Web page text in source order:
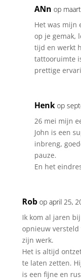
ANn op
Het was mijn
op je gemak,
tijd en werkt
tattooruimte
prettige
Henk op
26 mei mijn
John is een
inbreng,
pauze.
En het
Rob op april 25,
Ik kom al jaren
opnieuw
zijn werk.
Het is altijd
te laten zetten.
is een fijne en